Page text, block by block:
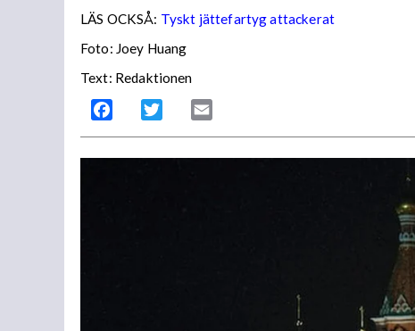
LÄS OCKSÅ: Tyskt jättefartyg attackerat
Foto: Joey Huang
Text: Redaktionen
Facebook Twitter